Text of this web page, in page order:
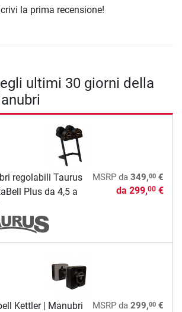
la prima recensione!
ultimi 30 giorni della
regolabili Taurus
Plus da 4,5 a
MSRPda 349,00€
da 299,00€
Kettler | Manubri
MSRPda 299,00€